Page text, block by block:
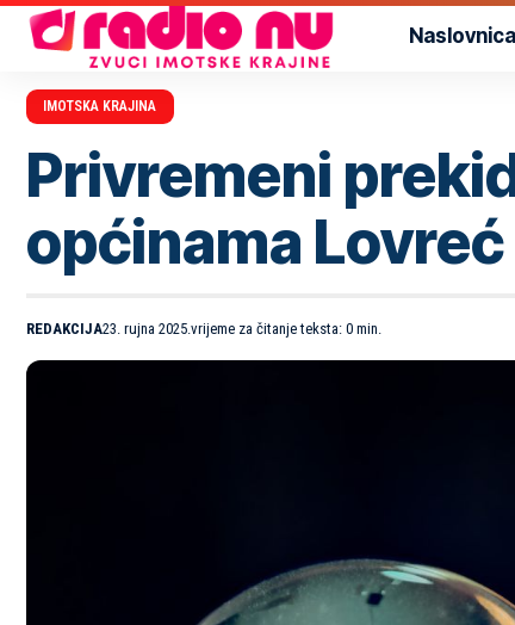
Naslovnica
IMOTSKA KRAJINA
Privremeni
općinama
REDAKCIJA23. rujna 2025. vrijeme za čitanje teksta: 0 min.